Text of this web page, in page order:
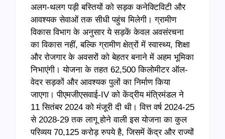
अलग-थलग पड़ी बस्तियों को सड़क कनेक्टिविटी और
आवश्यक सेवाओं तक सीधी पहुंच मिलेगी। ग्रामीण
विकास विभाग के अनुसार ये सड़कें केवल अवसंरचना
का विकास नहीं, बल्कि ग्रामीण क्षेत्रों में स्वास्थ्य, शिक्षा
और रोजगार के अवसरों को बेहतर बनाने में अहम भूमिका
निभाएंगी। योजना के तहत 62,500 किलोमीटर ऑल-
वेदर सड़कों और आवश्यक पुलों का निर्माण किया
जाएगा। पीएमजीएसवाई-IV को केंद्रीय मंत्रिमंडल ने
11 सितंबर 2024 को मंजूरी दी थी। वित्त वर्ष 2024-25
से 2028-29 तक लागू होने वाली इस योजना का कुल
परिव्यय 70,125 करोड़ रुपये है, जिसमें केंद्र और राज्यों